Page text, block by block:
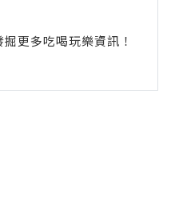
更多吃喝玩樂資訊！